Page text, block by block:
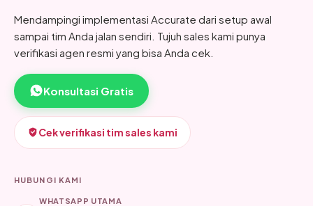
Mendampingi implementasi Accurate dari setup awal
sampai tim Anda jalan sendiri. Tujuh sales kami punya
verifikasi agen resmi yang bisa Anda cek.
Konsultasi Gratis
Cek verifikasi tim sales kami
HUBUNGI KAMI
WHATSAPP UTAMA